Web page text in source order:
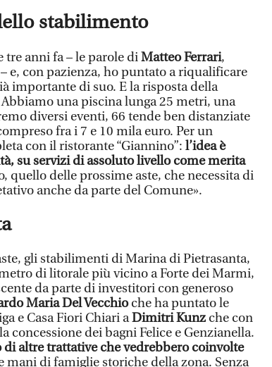
stabilimento
tre anni fa – le parole diMatteo Ferrari,
e, con pazienza, ho puntato a riqualificare
importante di suo. E la risposta della
una piscina lunga 25 metri, una
diversi eventi, 66 tende ben distanziate
fra i 7 e 10 mila euro. Per un
con il ristorante “Giannino”: l’idea è
su servizi di assoluto livello come merita
quello delle prossime aste, che necessita di
anche da parte del Comune».
gli stabilimenti di Marina di Pietrasanta,
di litorale più vicino a Forte dei Marmi,
da parte di investitori con generoso
Maria Del Vecchioche ha puntato le
e Casa Fiori Chiari aDimitri Kunz che con
concessione dei bagni Felice e Genzianella.
di altre trattative che vedrebbero coinvolte
mani di famiglie storiche della zona. Senza